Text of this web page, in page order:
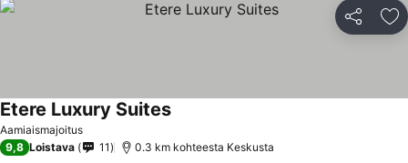
Jaa
Aamiaismajoitus
Etere Luxury SuitesKatso hinnat
9,8 Loistava 11 0.3 km kohteesta Keskusta